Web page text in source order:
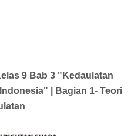
9 Bab 3 "Kedaulatan
| Bagian 1- Teori